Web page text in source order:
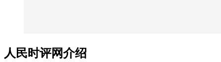
人民时评网介绍